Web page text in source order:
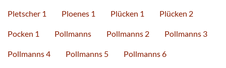
Pletscher 1 Ploenes 1 Plücken 1 Plücken 2
Pocken 1 Pollmanns Pollmanns 2 Pollmanns 3
Pollmanns 4 Pollmanns 5 Pollmanns 6